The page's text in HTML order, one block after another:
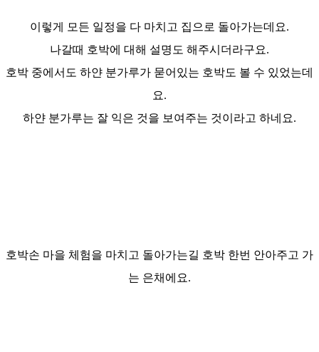
이렇게 모든 일정을 다 마치고 집으로 돌아가는데요.
나갈때 호박에 대해 설명도 해주시더라구요.
호박 중에서도 하얀 분가루가 묻어있는 호박도 볼 수 있었는데
요.
하얀 분가루는 잘 익은 것을 보여주는 것이라고 하네요.
호박손 마을 체험을 마치고 돌아가는길 호박 한번 안아주고 가
는 은채에요.